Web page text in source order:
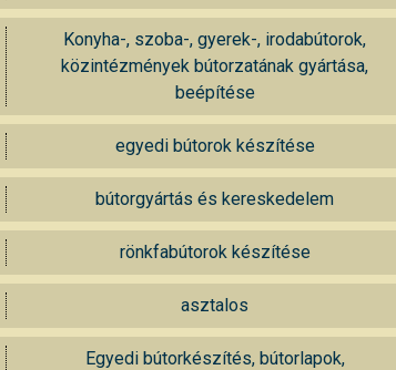
Konyha-, szoba-, gyerek-, irodabútorok,
közintézmények bútorzatának gyártása,
beépítése
egyedi bútorok készítése
bútorgyártás és kereskedelem
rönkfabútorok készítése
asztalos
Egyedi bútorkészítés, bútorlapok,